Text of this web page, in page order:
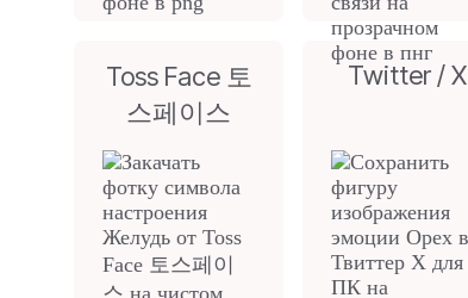
Toss Face 토
스페이스
Twitter / X